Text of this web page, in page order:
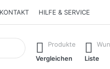
KONTAKT HILFE & SERVICE
erste Ergebnisse.
Produkte
Vergleichen
Liste